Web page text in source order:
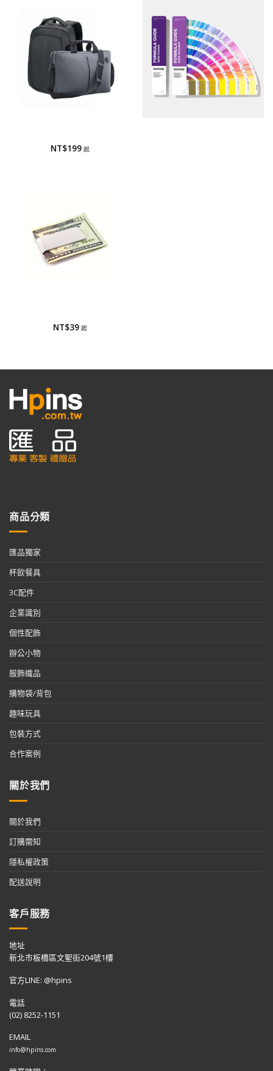
NT$199
NT$39
商品分類
匯品獨家
杯飲餐具
3C配件
企業識別
個性配飾
辦公小物
服飾織品
購物袋/背包
趣味玩具
包裝方式
合作案例
關於我們
關於我們
訂購需知
隱私權政策
配送說明
客戶服務
地址
新北市板橋區文聖街204號1樓
官方LINE: @hpins
電話
(02) 8252-1151
EMAIL
info@hpins.com